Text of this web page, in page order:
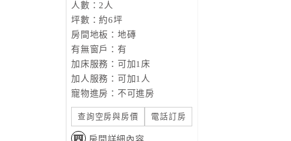
人數：2人
坪數：約6坪
房間地板：地磚
有無窗戶：有
加床服務：可加1床
加人服務：可加1人
寵物進房：不可進房
查詢空房與房價 電話訂房